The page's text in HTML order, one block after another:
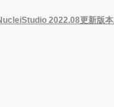
2022.08更新版